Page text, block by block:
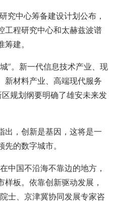
中心筹备建设计划公布，
工程研究中心和太赫兹波谱
建。
。新一代信息技术产业、现
新材料产业、高端现代服务
规划纲要明确了雄安未来发
，创新是基因，这将是一
的数字城市。
国不沿海不靠边的地方，
板。依靠创新驱动发展，
士、京津冀协同发展专家咨